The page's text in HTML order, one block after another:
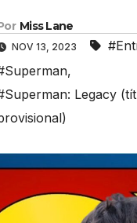
Miss Lane
NOV 13, 2023
,
Legacy